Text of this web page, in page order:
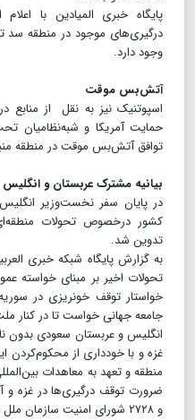
پایگاه خبری المیادین با
درگیری‌های موجود در منطقه
وجود دارد.
آتش‌بس موقت
اسپوتنیک نیز به نقل از منابع
حمایت آمریکا و شبه‌نظامیان
توافق آتش‌بس موقت در منطقه
بیانیه مشترک عربستان و انگلیس
در پایان سفر نخست‌وزیر
کشور درخصوص تحولات
تدوین شد.
به گزارش پایگاه شبکه خبری
تحولات اخیر بر مبنای خواسته
خواستار توقف خونریزی در
جامعه جهانی خواست تا در کنار
انگلیس و عربستان سعودی بدون
غزه و با خودداری از
منطقه و تعهد به معاهدات
و ۲۷۲۸ شورای امنیت سازمان ملل متحد تاکید کردند.